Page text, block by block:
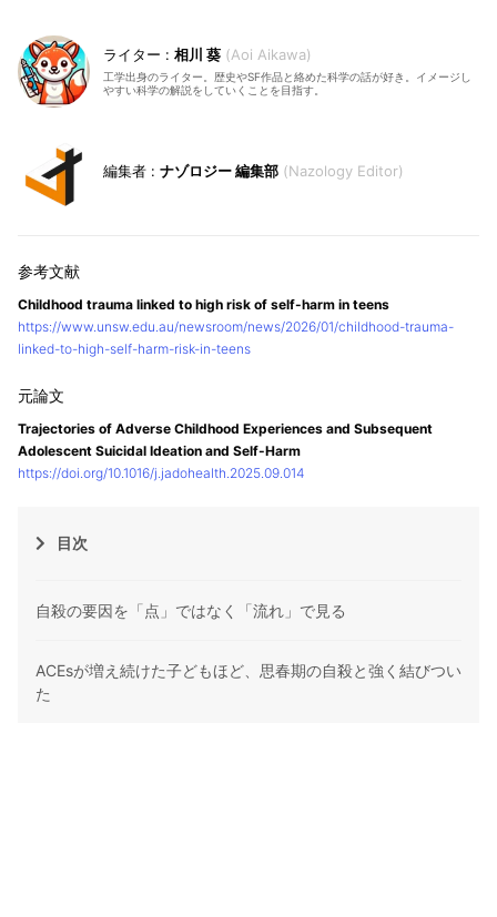
相川 葵 Aoi Aikawa
工学出身のライター。歴史やSF作品と絡めた科学の話が好き。イメージし
やすい科学の解説をしていくことを目指す。
ナゾロジー 編集部 Nazology Editor
Childhood trauma linked to high risk of self-harm in teens
https://www.unsw.edu.au/newsroom/news/2026/01/childhood-trauma-
linked-to-high-self-harm-risk-in-teens
Trajectories of Adverse Childhood Experiences and Subsequent
Adolescent Suicidal Ideation and Self-Harm
https://doi.org/10.1016/j.jadohealth.2025.09.014
目次
自殺の要因を「点」ではなく「流れ」で見る
ACEsが増え続けた子どもほど、思春期の自殺と強く結びつい
た